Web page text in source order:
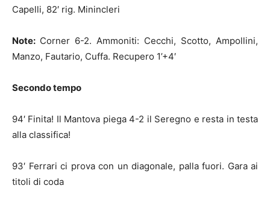
Capelli, 82′ rig. Minincleri
Note: Corner 6-2. Ammoniti: Cecchi, Scotto, Ampollini,
Manzo, Fautario, Cuffa. Recupero 1’+4′
Secondo tempo
94′ Finita! Il Mantova piega 4-2 il Seregno e resta in testa
alla classifica!
93′ Ferrari ci prova con un diagonale, palla fuori. Gara ai
titoli di coda